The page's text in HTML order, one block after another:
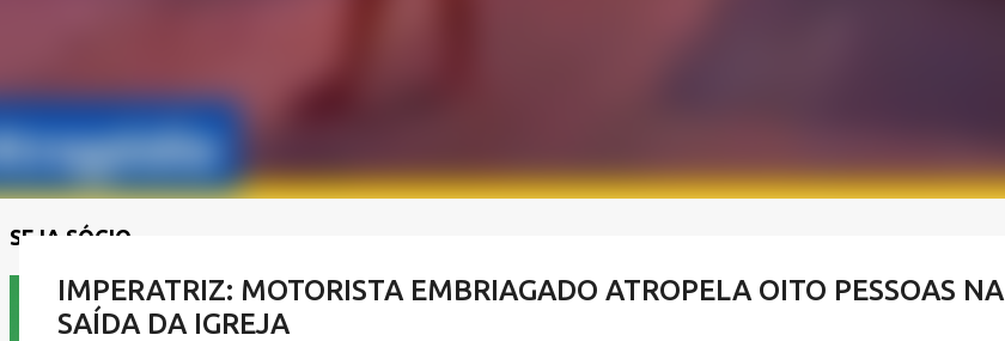
SEJA SÓCIO
IMPERATRIZ: MOTORISTA EMBRIAGADO ATROPELA OITO PESSOAS NA
SAÍDA DA IGREJA